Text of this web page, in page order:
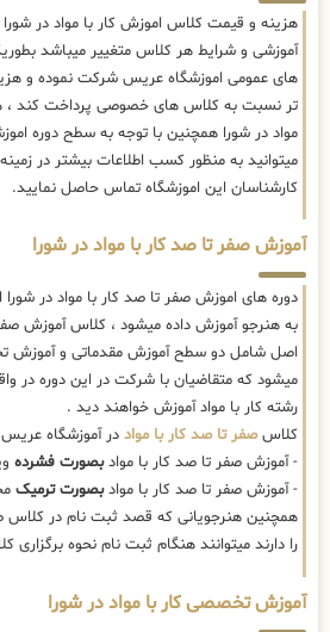
هزینه و قیمت کلاس اموزش کار با مواد در
آموزشی و شرایط هر کلاس متغییر میباشد
های عمومی اموزشگاه عریس شرکت نموده و
تر نسبت به کلاس های خصوصی پرداخت کند ،
مواد در شورا همچنین با توجه به سطح دوره
میتوانید به منظور کسب اطلاعات بیشتر در زمینه
کارشناسان این اموزشگاه تماس حاصل نمایید.
آموزش صفر تا صد کار با مواد در شورا
دوره های اموزش صفر تا صد کار با مواد در
به هنرجو آموزش داده میشود ، کلاس آموزش
اصل شامل دو سطح آموزش مقدماتی و آموزش
رشته کار با مواد آموزش خواهند دید .
کلاسصفر تا صد کار با مواد در آموزشگاه
- آموزش صفر تا صد کار با موادبصورت فشرده
- آموزش صفر تا صد کار با موادبصورت ترمیک
همچنین هنرجویانی که قصد ثبت نام در کلاس
را دارند میتوانند هنگام ثبت نام نحوه برگزاری
آموزش تخصصی کار با مواد در شورا